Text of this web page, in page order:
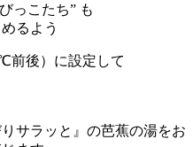
っこたち” も
るよう
前後）に設定して
サラッと』の芭蕉の湯をお